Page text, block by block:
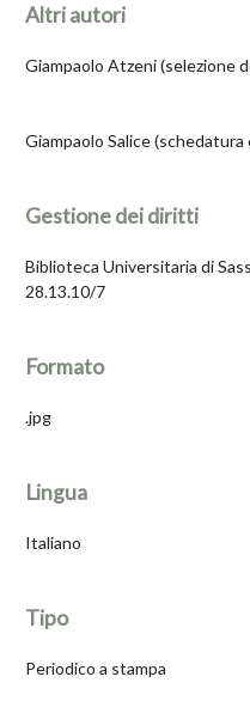
Altri autori
Giampaolo Atzeni (selezione
Giampaolo Salice (schedatura
Gestione dei diritti
Biblioteca Universitaria di
28.13.10/7
Formato
.jpg
Lingua
Italiano
Tipo
Periodico a stampa